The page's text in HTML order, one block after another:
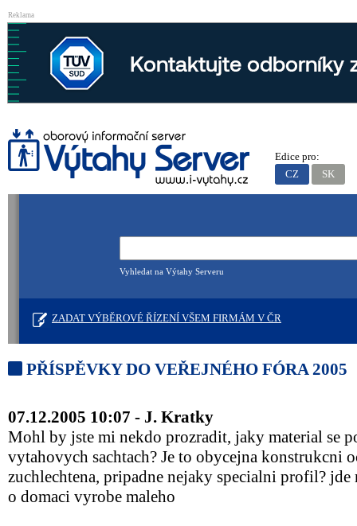
Reklama
Vyhledat na Výtahy Serveru
ZADAT VÝBĚROVÉ ŘÍZENÍ VŠEM FIRMÁM V ČR
Edice pro:
CZ
SK
PŘÍSPĚVKY DO VEŘEJNÉHO FÓRA 2005
07.12.2005 10:07 - J. Kratky
Mohl by jste mi nekdo prozradit, jaky material se
vytahovych sachtach? Je to obycejna konstrukcni
zuchlechtena, pripadne nejaky specialni profil? jde
o domaci vyrobe maleho